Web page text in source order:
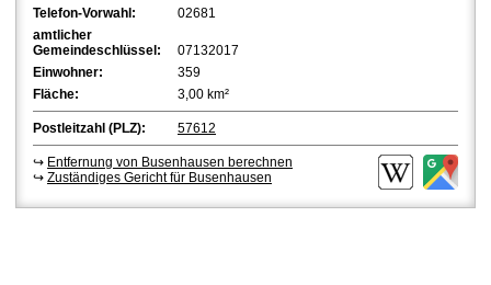
Telefon-Vorwahl:
02681
amtlicher
Gemeindeschlüssel:
07132017
Einwohner:
359
Fläche:
3,00 km²
Postleitzahl (PLZ): 57612
↪ Entfernung von Busenhausen berechnen
↪ Zuständiges Gericht für Busenhausen